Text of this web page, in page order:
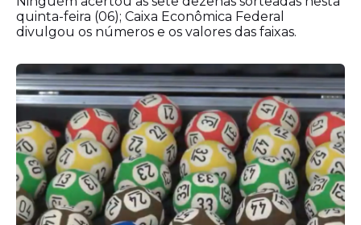
quinta-feira (06); Caixa Econômica Federal
divulgou os números e os valores das faixas.